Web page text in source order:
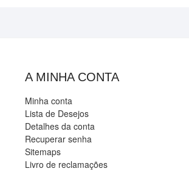
A MINHA CONTA
Minha conta
Lista de Desejos
Detalhes da conta
Recuperar senha
Sitemaps
Livro de reclamações